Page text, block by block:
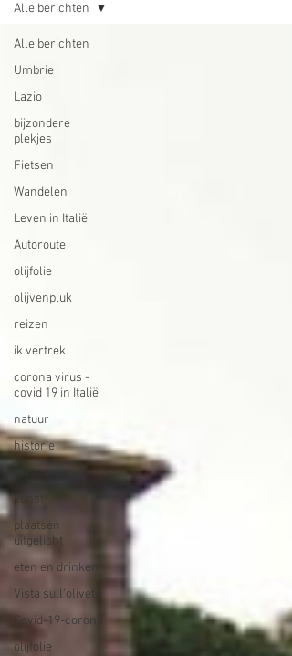
Alle berichten
Umbrie
Lazio
bijzondere
plekjes
Fietsen
Wandelen
Leven in Italië
Autoroute
olijfolie
olijvenpluk
reizen
ik vertrek
corona virus -
covid 19 in Italië
natuur
historie
cultuur
kunst
plaatsen
uitgelicht
eten en drinken
Vista sull'oliveto
Covid-19-corona
olijfolie
Alle berichten